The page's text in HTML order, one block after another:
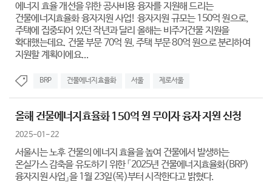
에너지 효율 개선을 위한 공사비용 융자를 지원해 드리는
건물에너지효율화 융자지원 사업! 융자지원 규모는 150억 원으로,
주택에 집중되어 있던 작년과 달리 올해는 비주거건물 지원을
확대했는데요. 건물 부문 70억 원, 주택 부문 80억 원으로 분리하여
지원할 계획이에요...
BRP 건물에너지효율화 서울 제로서울
올해 건물에너지효율화 150억 원 무이자 융자 지원 신청
2025-01-22
서울시는 노후 건물의 에너지 효율을 높여 건물에서 발생하는
온실가스 감축을 유도하기 위한 「2025년 건물에너지효율화(BRP)
융자지원 사업」을 1월 23일(목)부터 시작한다고 밝혔다.